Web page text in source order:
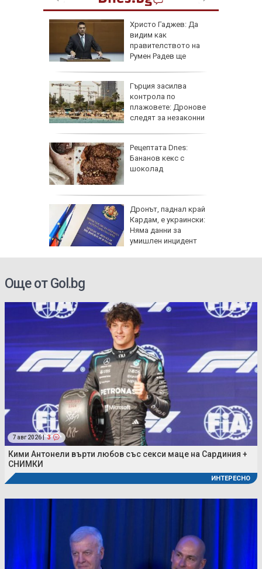
Христо Гаджев: Да
видим как
правителството на
Румен Радев ще
Гърция засилва
контрола по
плажовете: Дронове
следят за незаконни
Рецептата Dnes:
Бананов кекс с
шоколад
Дронът, паднал край
Кардам, е украински:
Няма данни за
умишлен инцидент
Още от Gol.bg
7 авг 2026 | 3
Кими Антонели върти любов със секси маце на Сардиния +
СНИМКИ
ИНТЕРЕСНО